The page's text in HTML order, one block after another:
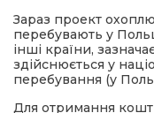
Зараз проект
перебувають у
інші країни,
здійснюється у
перебування (у
Для отримання